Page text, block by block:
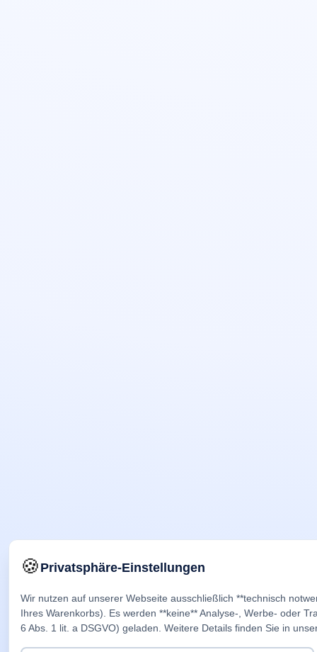
🍪Privatsphäre-Einstellungen
Wir nutzen auf unserer Webseite ausschließlich **technisch
Ihres Warenkorbs). Es werden **keine** Analyse-, Werbe- oder
6 Abs. 1 lit. a DSGVO) geladen. Weitere Details finden Sie in